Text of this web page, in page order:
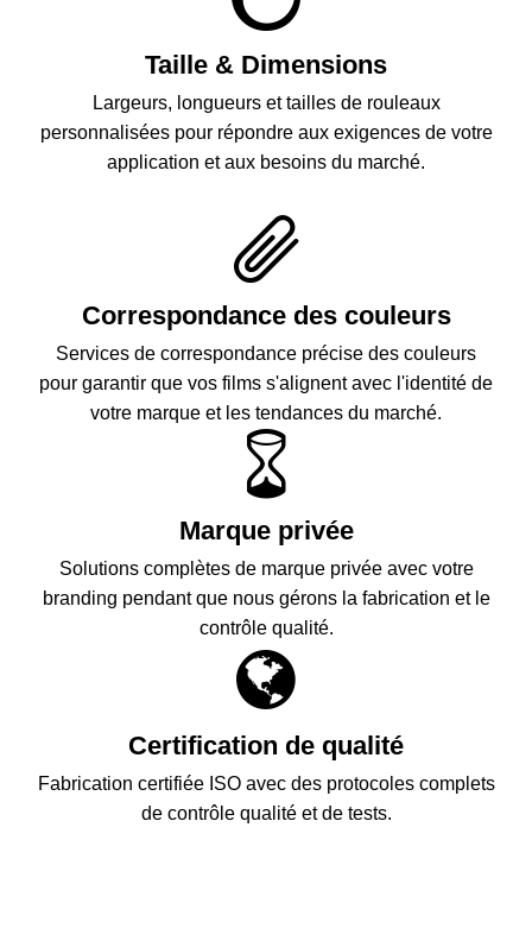
Taille & Dimensions
Largeurs, longueurs et tailles de rouleaux
personnalisées pour répondre aux exigences de votre
application et aux besoins du marché.
Correspondance des couleurs
Services de correspondance précise des couleurs
pour garantir que vos films s'alignent avec l'identité de
votre marque et les tendances du marché.
Marque privée
Solutions complètes de marque privée avec votre
branding pendant que nous gérons la fabrication et le
contrôle qualité.
Certification de qualité
Fabrication certifiée ISO avec des protocoles complets
de contrôle qualité et de tests.